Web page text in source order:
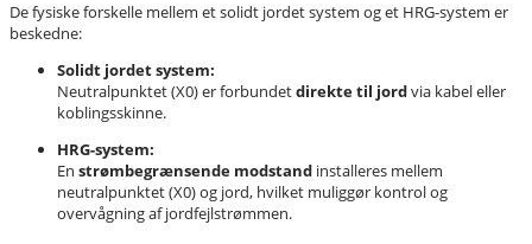
De fysiske forskelle mellem et solidt jordet system og et HRG-system er
beskedne:
Solidt jordet system:
Neutralpunktet (X0) er forbundetdirekte til jordvia kabel eller
koblingsskinne.
HRG-system:
En strømbegrænsende modstand installeres mellem
neutralpunktet (X0) og jord, hvilket muliggør kontrol og
overvågning af jordfejlstrømmen.